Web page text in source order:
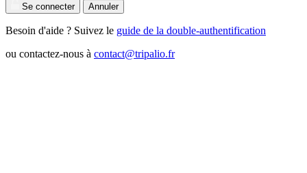
Se connecter Annuler
Besoin d'aide ? Suivez le guide de la double-authentification
ou contactez-nous à contact@tripalio.fr